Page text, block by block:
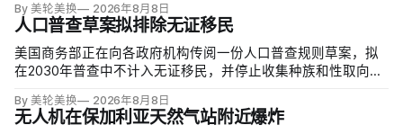
泪，称家人看着这一过程「非常难过」，也希望父亲能更多表
达不适。
By 美轮美换 2026年8月8日
人口普查草案拟排除无证移民
美国商务部正在向各政府机构传阅一份人口普查规则草案，拟
在2030年普查中不计入无证移民，并停止收集种族和性取向数
于「真正居民」、政治共同体成员或在美通常居住者；落实政
策很可能需要恢复公民身份问题。
By 美轮美换 2026年8月8日
无人机在保加利亚天然气站附近爆炸